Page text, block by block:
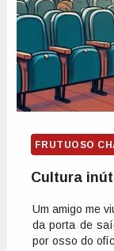
FRUTUOSO
Cultura
Um amigo me
da porta de
por osso do